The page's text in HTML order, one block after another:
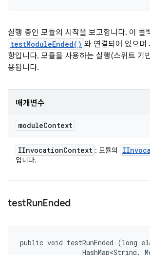
실행 중인 모듈의 시작을 보고합니다. 이 콜
testModuleEnded() 와 연결되어 있으며
항입니다. 모듈을 사용하는 실행(스위트 기
용됩니다.
매개변수
moduleContext
IInvocationContext : 모듈의
입니다.
testRunEnded
public void testRunEnded (long
HashMap<String,